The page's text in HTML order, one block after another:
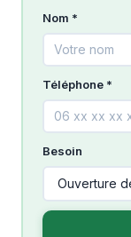
Nom *
Téléphone *
Besoin